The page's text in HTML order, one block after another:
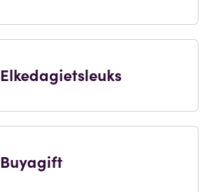
Elkedagietsleuks
Buyagift